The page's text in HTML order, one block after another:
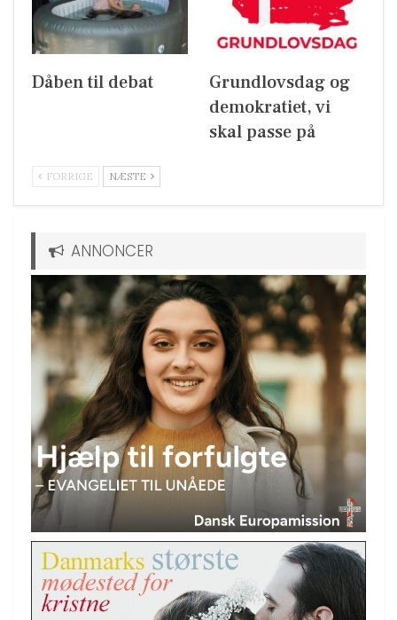
Dåben til debat
Grundlovsdag og
demokratiet, vi
skal passe på
FORRIGE NÆSTE
ANNONCER